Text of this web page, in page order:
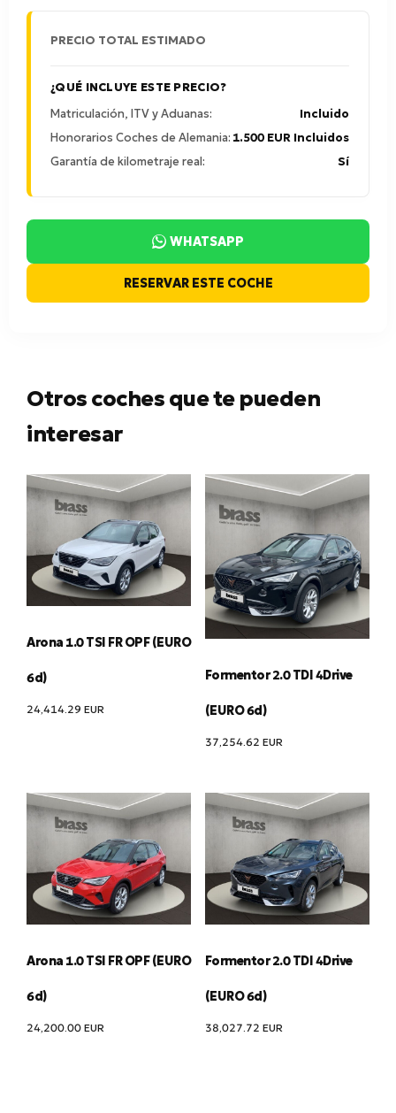
PRECIO TOTAL ESTIMADO
¿QUÉ INCLUYE ESTE PRECIO?
Matriculación, ITV y Aduanas:
Incluido
Honorarios Coches de Alemania: 1.500 EUR Incluidos
Garantía de kilometraje real:
Sí
WHATSAPP
RESERVAR ESTE COCHE
Otros coches que te pueden
interesar
Arona 1.0 TSI FR OPF (EURO
6d)
24,414.29 EUR
Formentor 2.0 TDI 4Drive
(EURO 6d)
37,254.62 EUR
Arona 1.0 TSI FR OPF (EURO
6d)
24,200.00 EUR
Formentor 2.0 TDI 4Drive
(EURO 6d)
38,027.72 EUR